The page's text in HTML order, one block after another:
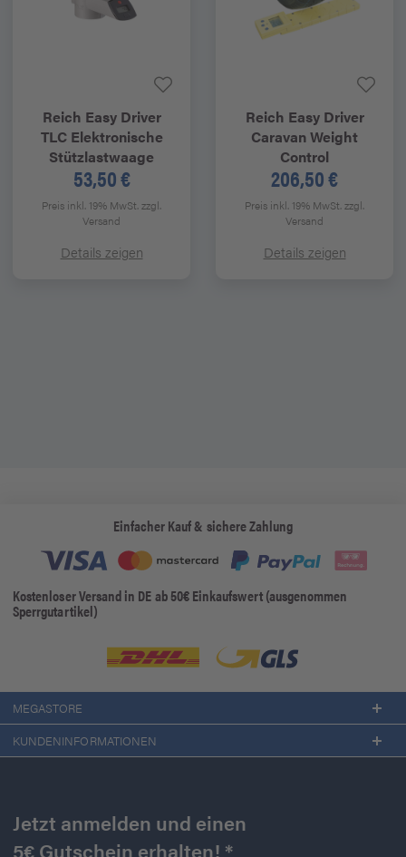
Reich Easy Driver
TLC Elektronische
Stützlastwaage
53,50 €
Preis inkl. 19% MwSt.zzgl.
Versand
Details zeigen
Reich Easy Driver
Caravan Weight
Control
206,50 €
Preis inkl. 19% MwSt.zzgl.
Versand
Details zeigen
Einfacher Kauf & sichere Zahlung
Kostenloser Versand in DE ab 50€ Einkaufswert (ausgenommen
Sperrgutartikel)
MEGASTORE
KUNDENINFORMATIONEN
Jetzt anmelden und einen
5€ Gutschein erhalten! *